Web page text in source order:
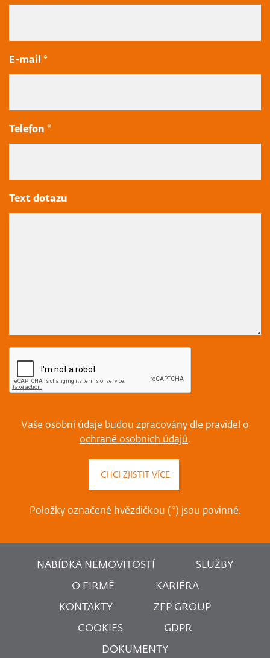
E-mail *
Telefon *
Text dotazu
Vaše osobní údaje budou zpracovány dle pravidel o
ochraně osobních údajů.
Položky označené hvězdičkou (*) jsou povinné.
NABÍDKA NEMOVITOSTÍ SLUŽBY
O FIRMĚ KARIÉRA
KONTAKTY ZFP GROUP
COOKIES GDPR
DOKUMENTY